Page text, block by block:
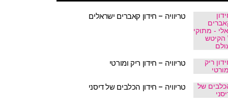
טריוויה – חידון קאברים ישראלים
טריוויה – חידון ריק ומורטי
טריוויה – חידון הכלבים של דיסני